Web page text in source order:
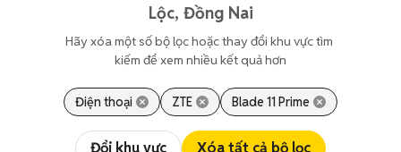
Lộc, Đồng Nai
Hãy xóa một số bộ lọc hoặc thay đổi khu vực tìm
kiếm để xem nhiều kết quả hơn
Điện thoại ZTE Blade 11 Prime
Đổi khu vực Xóa tất cả bộ lọc